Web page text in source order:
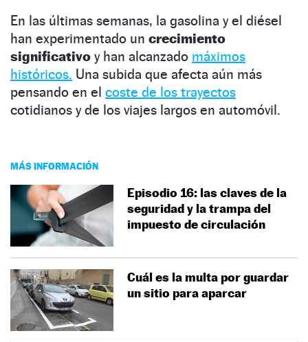
En las últimas semanas, la gasolina y el diésel
han experimentado un crecimiento
significativo y han alcanzado máximos
históricos. Una subida que afecta aún más
pensando en el coste de los trayectos
cotidianos y de los viajes largos en automóvil.
MÁS INFORMACIÓN
Episodio 16: las claves de la
seguridad y la trampa del
impuesto de circulación
Cuál es la multa por guardar
un sitio para aparcar